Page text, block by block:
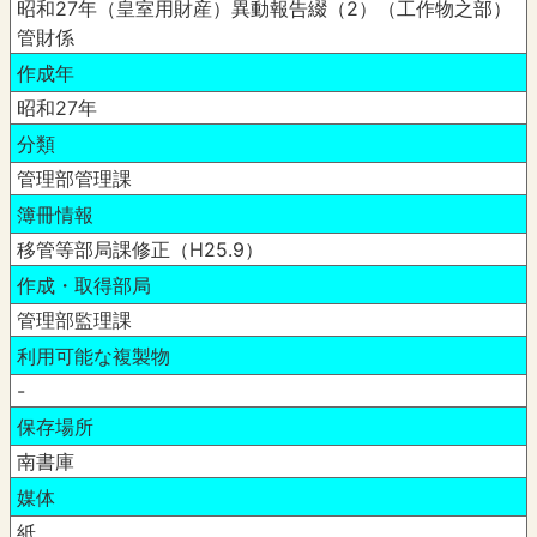
昭和27年（皇室用財産）異動報告綴（2）（工作物之部）
管財係
作成年
昭和27年
分類
管理部管理課
簿冊情報
移管等部局課修正（H25.9）
作成・取得部局
管理部監理課
利用可能な複製物
-
保存場所
南書庫
媒体